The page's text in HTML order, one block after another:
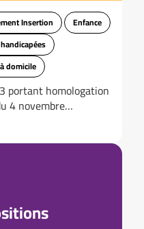
Insertion
Enfance
domicile
portant homologation
4 novembre…